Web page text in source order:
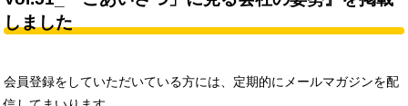
しました
会員登録をしていただいている方には、定期的にメールマガジンを配